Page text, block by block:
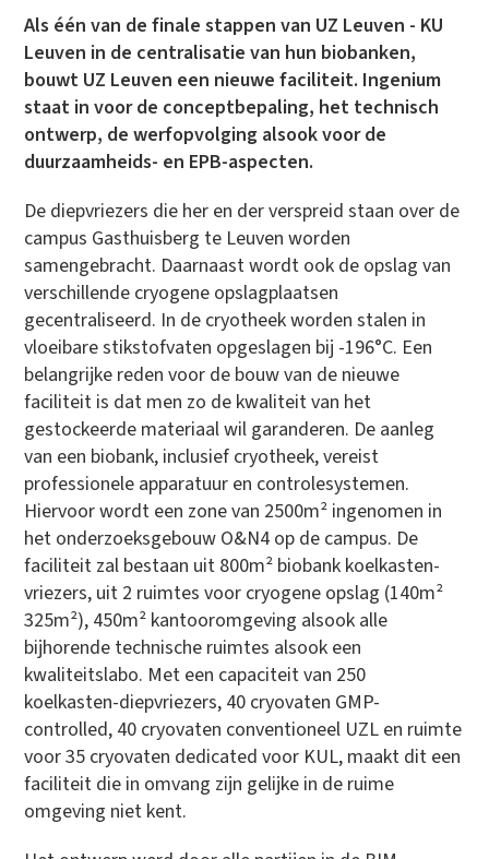
Als één van de finale stappen van UZ Leuven - KU
Leuven in de centralisatie van hun biobanken,
bouwt UZ Leuven een nieuwe faciliteit. Ingenium
staat in voor de conceptbepaling, het technisch
ontwerp, de werfopvolging alsook voor de
duurzaamheids- en EPB-aspecten.
De diepvriezers die her en der verspreid staan over de
campus Gasthuisberg te Leuven worden
samengebracht. Daarnaast wordt ook de opslag van
verschillende cryogene opslagplaatsen
gecentraliseerd. In de cryotheek worden stalen in
vloeibare stikstofvaten opgeslagen bij -196°C. Een
belangrijke reden voor de bouw van de nieuwe
faciliteit is dat men zo de kwaliteit van het
gestockeerde materiaal wil garanderen. De aanleg
van een biobank, inclusief cryotheek, vereist
professionele apparatuur en controlesystemen.
Hiervoor wordt een zone van 2500m² ingenomen in
het onderzoeksgebouw O&N4 op de campus. De
faciliteit zal bestaan uit 800m² biobank koelkasten-
vriezers, uit 2 ruimtes voor cryogene opslag (140m²
325m²), 450m² kantooromgeving alsook alle
bijhorende technische ruimtes alsook een
kwaliteitslabo. Met een capaciteit van 250
koelkasten-diepvriezers, 40 cryovaten GMP-
controlled, 40 cryovaten conventioneel UZL en ruimte
voor 35 cryovaten dedicated voor KUL, maakt dit een
faciliteit die in omvang zijn gelijke in de ruime
omgeving niet kent.